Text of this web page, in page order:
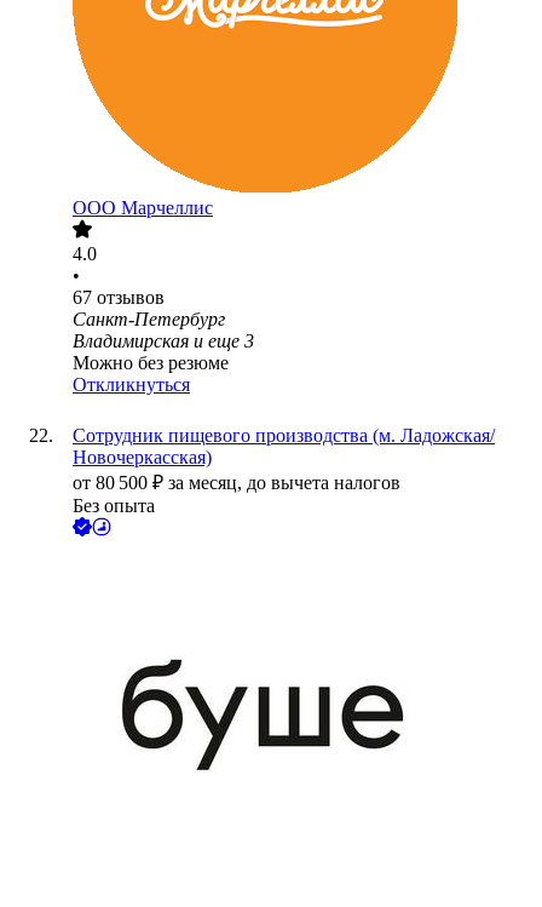
ООО Марчеллис
4.0
•
67 отзывов
Санкт-Петербург
Владимирская и еще 3
Можно без резюме
Откликнуться
Сотрудник пищевого производства (м. Ладожская/
Новочеркасская)
от 80 500 ₽ за месяц, до вычета налогов
Без опыта